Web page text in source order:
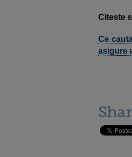
Citeste
Ce
asigure